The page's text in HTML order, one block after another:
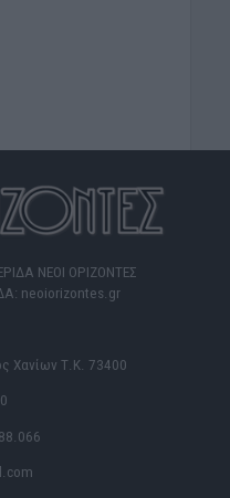
ΝΕΟΙ ΟΡΙΖΟΝΤΕΣ
neoiorizontes.gr
Χανίων Τ.Κ. 73400